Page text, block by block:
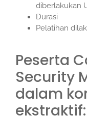
diberlakukan
Durasi
Pelatihan
Peserta
Security
dalam
ekstraktif: